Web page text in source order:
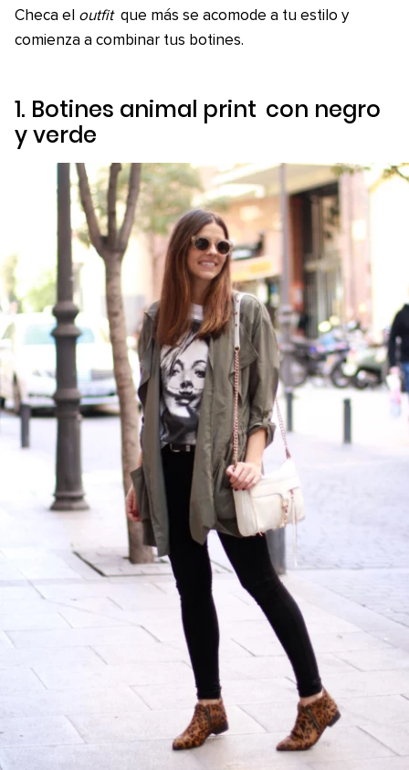
Checa el outfit que más se acomode a tu estilo y
comienza a combinar tus botines.
1. Botines animal print con negro
y verde